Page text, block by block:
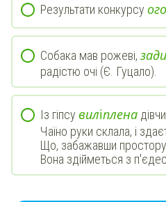
Результати конкурсу ого
Собака мав рожеві, зади
радістю очі (Є. Гуцало).
Із гіпсу виліплена
Чаїно руки склала, і
Що, забажавши простору
Вона здійметься з